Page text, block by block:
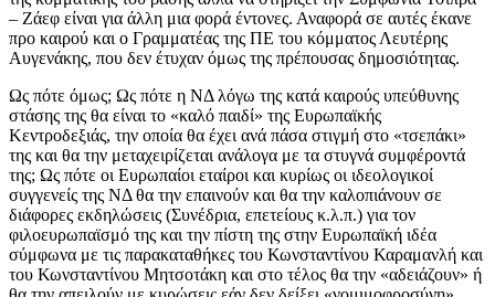
– Ζάεφ είναι για άλλη μια φορά έντονες. Αναφορά σε αυτές έκανε
προ καιρού και ο Γραμματέας της ΠΕ του κόμματος Λευτέρης
Αυγενάκης, που δεν έτυχαν όμως της πρέπουσας δημοσιότητας.
Ως πότε όμως; Ως πότε η ΝΔ λόγω της κατά καιρούς υπεύθυνης
στάσης της θα είναι το «καλό παιδί» της Ευρωπαϊκής
Κεντροδεξιάς, την οποία θα έχει ανά πάσα στιγμή στο «τσεπάκι»
της και θα την μεταχειρίζεται ανάλογα με τα στυγνά συμφέροντά
της; Ως πότε οι Ευρωπαίοι εταίροι και κυρίως οι ιδεολογικοί
συγγενείς της ΝΔ θα την επαινούν και θα την καλοπιάνουν σε
διάφορες εκδηλώσεις (Συνέδρια, επετείους κ.λ.π.) για τον
φιλοευρωπαϊσμό της και την πίστη της στην Ευρωπαϊκή ιδέα
σύμφωνα με τις παρακαταθήκες του Κωνσταντίνου Καραμανλή και
του Κωνσταντίνου Μητσοτάκη και στο τέλος θα την «αδειάζουν» ή